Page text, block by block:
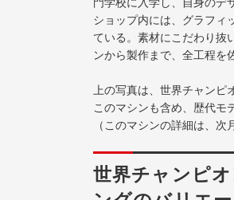
ショップ内には、グラフィ
ている。素材にこだわり抜
ンから製作まで、全工程を
上の写真は、世界チャン
このマシンも含め、歴代モ
（このマシンの詳細は、次
世界チャンピ